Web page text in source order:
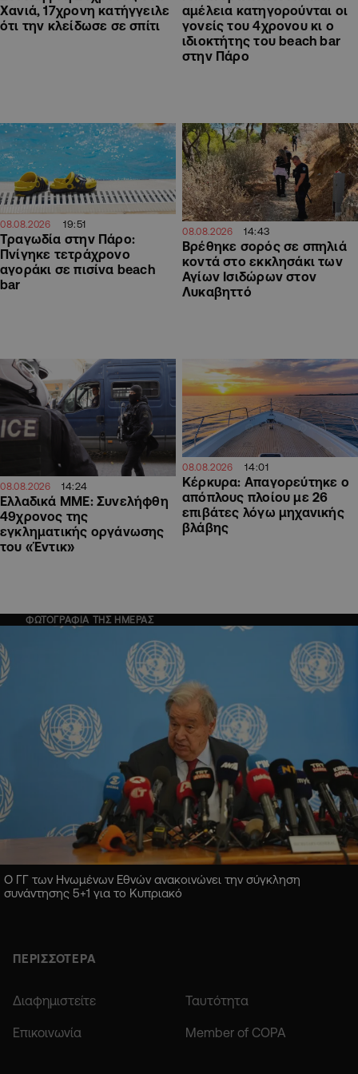
Χανιά, 17χρονη κατήγγειλε
ότι την κλείδωσε σε σπίτι
αμέλεια κατηγορούνται οι
γονείς του 4χρονου κι ο
ιδιοκτήτης του beach bar
στην Πάρο
08.08.2026 19:51
Τραγωδία στην Πάρο:
Πνίγηκε τετράχρονο
αγοράκι σε πισίνα beach
bar
08.08.2026 14:43
Βρέθηκε σορός σε σπηλιά
κοντά στο εκκλησάκι των
Αγίων Ισιδώρων στον
Λυκαβηττό
08.08.2026 14:24
Ελλαδικά ΜΜΕ: Συνελήφθη
49χρονος της
εγκληματικής οργάνωσης
του «Έντικ»
08.08.2026 14:01
Κέρκυρα: Απαγορεύτηκε ο
απόπλους πλοίου με 26
επιβάτες λόγω μηχανικής
βλάβης
ΦΩΤΟΓΡΑΦΙΑ ΤΗΣ ΗΜΕΡΑΣ
Ο ΓΓ των Ηνωμένων Εθνών ανακοινώνει την σύγκληση
συνάντησης 5+1 για το Κυπριακό
ΠΕΡΙΣΣΟΤΕΡΑ
Διαφημιστείτε Ταυτότητα
Επικοινωνία Member of COPA